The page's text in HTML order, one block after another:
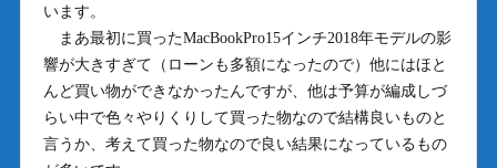
います。
まあ最初に買ったMacBookPro15インチ2018年モデルの影
響が大きすぎて（ローンも多額になったので）他にはほと
んど買い物ができなかったんですが、他は予算が編成しづ
らい中で色々やりくりして買った物なので結構良いものと
言うか、考えて買った物なので良い結果になっているもの